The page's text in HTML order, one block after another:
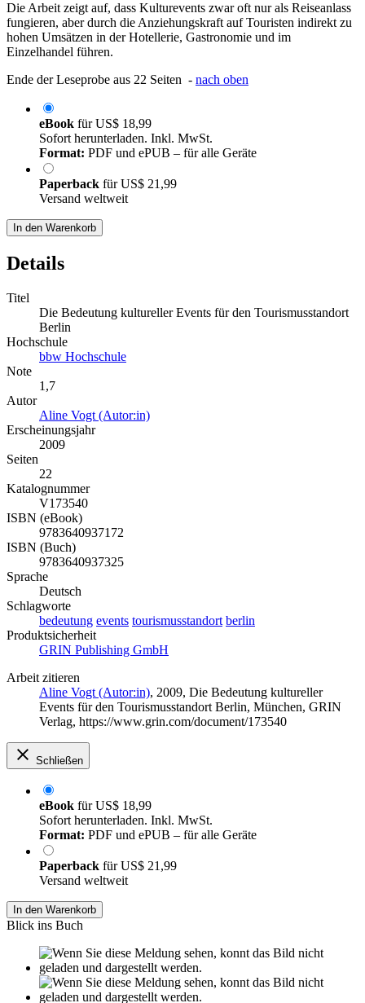
Die Arbeit zeigt auf, dass Kulturevents zwar oft nur als Reiseanlass
fungieren, aber durch die Anziehungskraft auf Touristen indirekt zu
hohen Umsätzen in der Hotellerie, Gastronomie und im
Einzelhandel führen.
Ende der Leseprobe aus 22 Seiten - nach oben
eBook fürUS$ 18,99
Sofort herunterladen. Inkl. MwSt.
Format: PDF und ePUB – für alle Geräte
Paperback fürUS$ 21,99
Versand weltweit
In den Warenkorb
Details
Titel
Die Bedeutung kultureller Events für den Tourismusstandort
Berlin
Hochschule
bbw Hochschule
Note
1,7
Autor
Aline Vogt (Autor:in)
Erscheinungsjahr
2009
Seiten
22
Katalognummer
V173540
ISBN (eBook)
9783640937172
ISBN (Buch)
9783640937325
Sprache
Deutsch
Schlagworte
bedeutung events tourismusstandort berlin
Produktsicherheit
GRIN Publishing GmbH
Arbeit zitieren
Aline Vogt (Autor:in), 2009, Die Bedeutung kultureller
Events für den Tourismusstandort Berlin, München, GRIN
Verlag, https://www.grin.com/document/173540
Schließen
eBook fürUS$ 18,99
Sofort herunterladen. Inkl. MwSt.
Format: PDF und ePUB – für alle Geräte
Paperback fürUS$ 21,99
Versand weltweit
In den Warenkorb
Blick ins Buch